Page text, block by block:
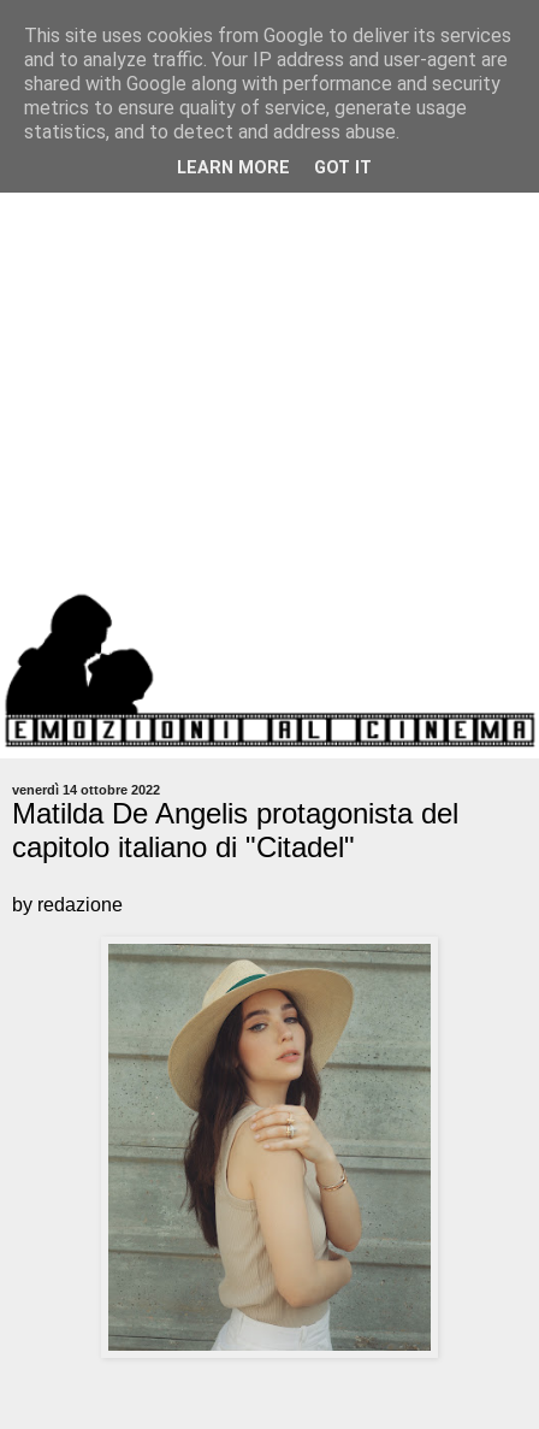
venerdì 14 ottobre 2022
Matilda De Angelis protagonista del
capitolo italiano di "Citadel"
by redazione
This site uses cookies from Google to deliver its services
and to analyze traffic. Your IP address and user-agent are
shared with Google along with performance and security
metrics to ensure quality of service, generate usage
statistics, and to detect and address abuse.
LEARN MORE GOT IT